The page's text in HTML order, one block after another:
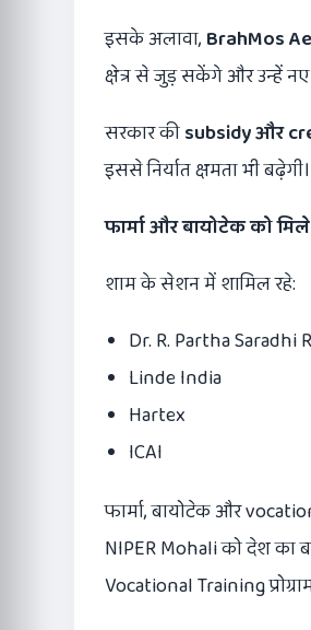
इसके अलावा, BrahMos
क्षेत्र से जुड़ सकेंगे और उन्हें नए
सरकार कीsubsidyऔर
इससे निर्यात क्षमता भी बढ़ेगी।
फार्मा और बायोटेक को
शाम के सेशन में शामिल रहे:
Dr. R. Partha Saradhi
Linde India
Hartex
ICAI
फार्मा, बायोटेक और
NIPER Mohali को देश का
Vocational Training